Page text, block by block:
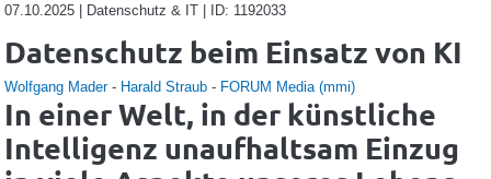
07.10.2025 | Datenschutz & IT | ID: 1192033
Datenschutz beim Einsatz von KI
Wolfgang Mader- Harald Straub- FORUM Media (mmi)
In einer Welt, in der künstliche
Intelligenz unaufhaltsam Einzug